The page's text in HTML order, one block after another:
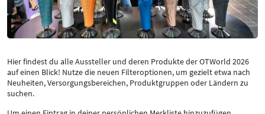
Hier findest du alle Aussteller und deren Produkte der OTWorld 2026
auf einen Blick! Nutze die neuen Filteroptionen, um gezielt etwa nach
Neuheiten, Versorgungsbereichen, Produktgruppen oder Ländern zu
suchen.